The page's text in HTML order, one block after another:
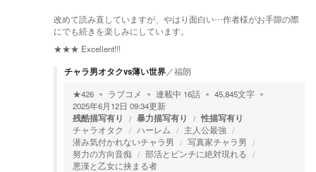
改めて読み直していますが、やはり面白い…作者様がお手隙の際
にでも続きを楽しみにしています。
★★★ Excellent!!!
チャラ男オタクvs薄い世界／福朗
★426 ラブコメ 連載中 16話 45,845文字
2025年6月12日 09:34更新
残酷描写有り 暴力描写有り 性描写有り
チャラオタク ハーレム
主人公最強
潜み気付かれないチャラ男
写真家チャラ男
努力の方向音痴
部活とピンチに絶対現れる
悪漢と乙女に挟まる者